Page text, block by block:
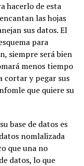
hacerlo de esta
las hojas
sus datos. El
para
siempre será bien
menos tiempo
cortar y pegar sus
que quiere su
base de datos es
nomlalizada
que una no
datos, lo que